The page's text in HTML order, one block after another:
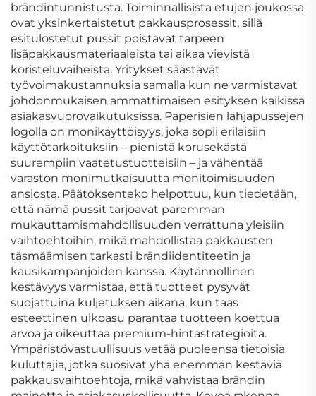
brändintunnistusta. Toiminnallisista etujen joukossa
ovat yksinkertaistetut pakkausprosessit, sillä
esitulostetut pussit poistavat tarpeen
lisäpakkausmateriaaleista tai aikaa vievistä
koristeluvaiheista. Yritykset säästävät
työvoimakustannuksia samalla kun ne varmistavat
johdonmukaisen ammattimaisen esityksen kaikissa
asiakasvuorovaikutuksissa. Paperisien lahjapussejen
logolla on monikäyttöisyys, joka sopii erilaisiin
käyttötarkoituksiin – pienistä korusekästä
suurempiin vaatetustuotteisiin – ja vähentää
varaston monimutkaisuutta monitoimisuuden
ansiosta. Päätöksenteko helpottuu, kun tiedetään,
että nämä pussit tarjoavat paremman
mukauttamismahdollisuuden verrattuna yleisiin
vaihtoehtoihin, mikä mahdollistaa pakkausten
täsmäämisen tarkasti brändiidentiteetin ja
kausikampanjoiden kanssa. Käytännöllinen
kestävyys varmistaa, että tuotteet pysyvät
suojattuina kuljetuksen aikana, kun taas
esteettinen ulkoasu parantaa tuotteen koettua
arvoa ja oikeuttaa premium-hintastrategioita.
Ympäristövastuullisuus vetää puoleensa tietoisia
kuluttajia, jotka suosivat yhä enemmän kestäviä
pakkausvaihtoehtoja, mikä vahvistaa brändin